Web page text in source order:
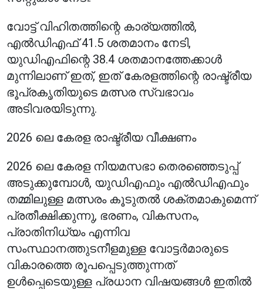
വോട്ട് വിഹിതത്തിന്റെ കാര്യത്തിൽ,
എൽഡിഎഫ് 41.5 ശതമാനം നേടി,
യുഡിഎഫിന്റെ 38.4 ശതമാനത്തേക്കാൾ
മുന്നിലാണ് ഇത്, ഇത് കേരളത്തിന്റെ രാഷ്ട്രീയ
ഭൂപ്രകൃതിയുടെ മത്സര സ്വഭാവം
അടിവരയിടുന്നു.
2026 ലെ കേരള രാഷ്ട്രീയ വീക്ഷണം
2026 ലെ കേരള നിയമസഭാ തെരഞ്ഞെടുപ്പ്
അടുക്കുമ്പോൾ, യുഡിഎഫും എൽഡിഎഫും
തമ്മിലുള്ള മത്സരം കൂടുതൽ ശക്തമാകുമെന്ന്
പ്രതീക്ഷിക്കുന്നു, ഭരണം, വികസനം,
പ്രാതിനിധ്യം എന്നിവ
സംസ്ഥാനത്തുടനീളമുള്ള വോട്ടർമാരുടെ
വികാരത്തെ രൂപപ്പെടുത്തുന്നത്
ഉൾപ്പെടെയുള്ള പ്രധാന വിഷയങ്ങൾ ഇതിൽ